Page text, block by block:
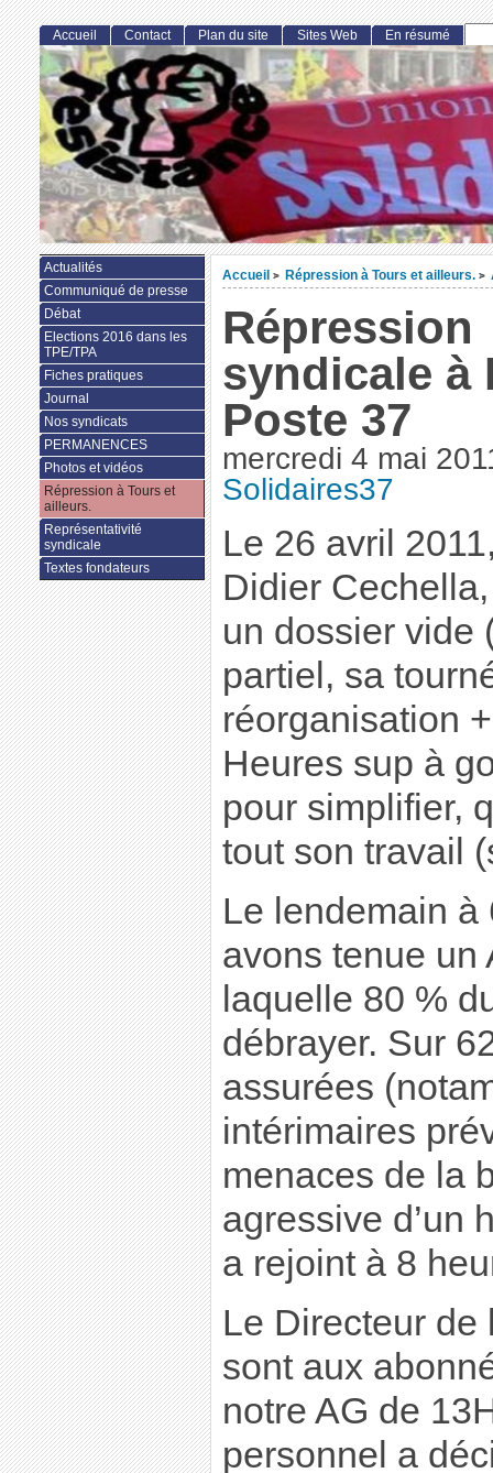
Accueil > Répression à Tours et ailleurs. >
Répression
syndicale à
Poste 37
mercredi 4 mai
Solidaires37
Le 26 avril
Didier
un dossier vide
partiel, sa
réorganisation
Heures sup à
pour simplifier,
tout son travail
Le lendemain à
avons tenue un
laquelle 80 %
débrayer. Sur
assurées
intérimaires
menaces de la
agressive d’un
a rejoint à 8
Le Directeur de
sont aux
notre AG de
personnel a
Accueil Contact Plan du site Sites Web En résumé
Actualités
Communiqué de presse
Débat
Elections 2016 dans les
TPE/TPA
Fiches pratiques
Journal
Nos syndicats
PERMANENCES
Photos et vidéos
Répression à Tours et
ailleurs.
Représentativité
syndicale
Textes fondateurs